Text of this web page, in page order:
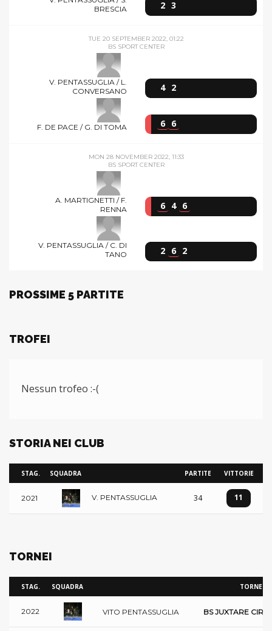
BRESCIA
2 3
TUE 20 SEPTEMBER 2022, 01:22
BS SPORT CENTER
V. PENTASSUGLIA / L.
CONVERSANO
4 2
F. DE PACE / G. DI TOMA 6 6
MON 28 NOVEMBER 2022, 11:33
BS SPORT CENTER
A. MARTIGNETTI / F.
RENNA
6 4 6
V. PENTASSUGLIA / C. DI
TANO
2 6 2
PROSSIME 5 PARTITE
TROFEI
Nessun trofeo :-(
STORIA NEI CLUB
STAG. SQUADRA PARTITE VITTORIE
2021 V. PENTASSUGLIA 34 11
TORNEI
STAG. SQUADRA TORNEI
2022 VITO PENTASSUGLIA BS JUXTARE